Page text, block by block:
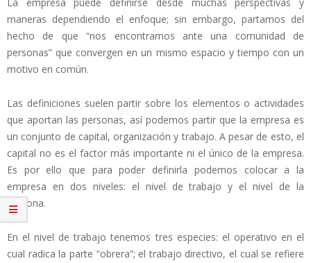
La empresa puede definirse desde muchas perspectivas y
maneras dependiendo el enfoque; sin embargo, partamos del
hecho de que “nos encontramos ante una comunidad de
personas” que convergen en un mismo espacio y tiempo con un
motivo en común.
Las definiciones suelen partir sobre los elementos o actividades
que aportan las personas, así podemos partir que la empresa es
un conjunto de capital, organización y trabajo. A pesar de esto, el
capital no es el factor más importante ni el único de la empresa.
Es por ello que para poder definirla podemos colocar a la
empresa en dos niveles: el nivel de trabajo y el nivel de la
persona.
En el nivel de trabajo tenemos tres especies: el operativo en el
cual radica la parte “obrera”; el trabajo directivo, el cual se refiere